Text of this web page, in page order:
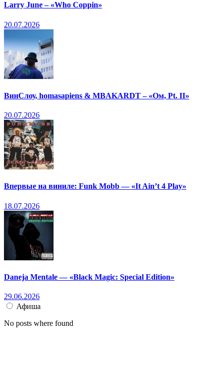
Larry June – «Who Coppin»
20.07.2026
ВинСлоу, homasapiens & MBAKARDT – «Ом, Pt. II»
20.07.2026
Впервые на виниле: Funk Mobb — «It Ain’t 4 Play»
18.07.2026
Daneja Mentale — «Black Magic: Special Edition»
29.06.2026
Афиша
No posts where found